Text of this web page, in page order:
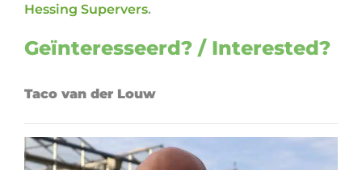
Hessing Supervers.
Geïnteresseerd? / Interested?
Taco van der Louw